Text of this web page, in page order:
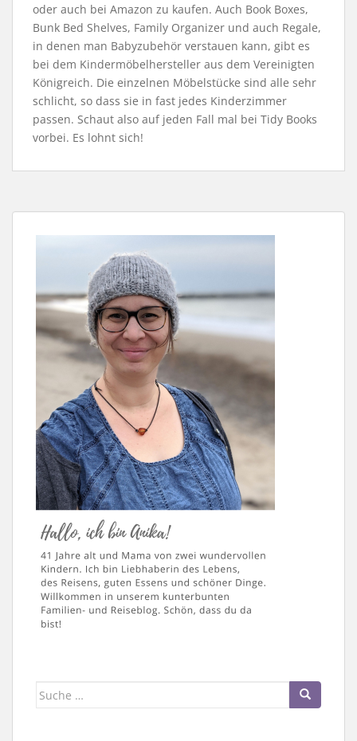
oder auch bei Amazon zu kaufen. Auch Book Boxes,
Bunk Bed Shelves, Family Organizer und auch Regale,
in denen man Babyzubehör verstauen kann, gibt es
bei dem Kindermöbelhersteller aus dem Vereinigten
Königreich. Die einzelnen Möbelstücke sind alle sehr
schlicht, so dass sie in fast jedes Kinderzimmer
passen. Schaut also auf jeden Fall mal bei Tidy Books
vorbei. Es lohnt sich!
Suche